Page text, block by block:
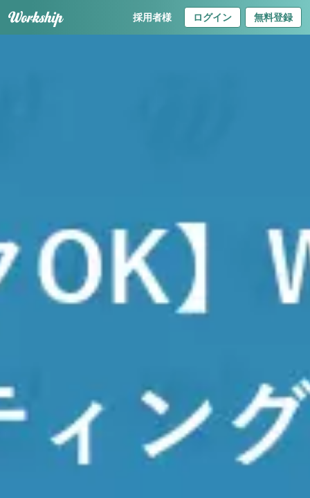
採用者様 ログイン 無料登録